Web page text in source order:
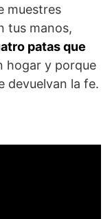
muestres
tus manos,
patas que
hogar y porque
devuelvan la fe.